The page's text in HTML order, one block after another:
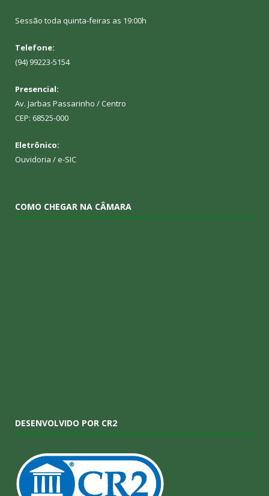
Sessão toda quinta-feiras as 19:00h
Telefone:
(94) 99223-5154
Presencial:
Av. Jarbas Passarinho / Centro
CEP: 68525-000
Eletrônico:
Ouvidoria / e-SIC
COMO CHEGAR NA CÂMARA
DESENVOLVIDO POR CR2